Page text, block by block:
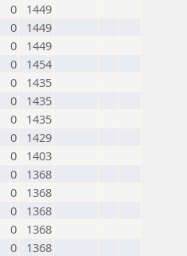
0
1449
0
1449
0
1449
0
1454
0
1435
0
1435
0
1435
0
1429
0
1403
0
1368
0
1368
0
1368
0
1368
0
1368